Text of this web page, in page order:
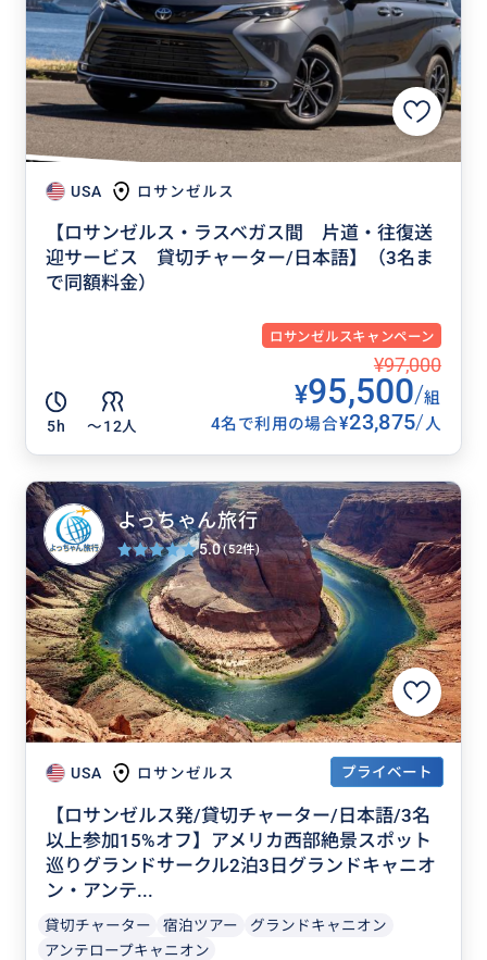
USA ロサンゼルス
【ロサンゼルス・ラスベガス間 片道・往復送
迎サービス 貸切チャーター/日本語】（3名ま
で同額料金）
ロサンゼルスキャンペーン
5h 〜12人
¥97,000
¥95,500/組
4名で利用の場合¥23,875/人
USA ロサンゼルス プライベート
【ロサンゼルス発/貸切チャーター/日本語/3名
以上参加15%オフ】アメリカ西部絶景スポット
巡りグランドサークル2泊3日グランドキャニオ
ン・アンテ...
貸切チャーター 宿泊ツアー
グランドキャニオン
アンテロープキャニオン
よっちゃん旅行
5.0(52件)